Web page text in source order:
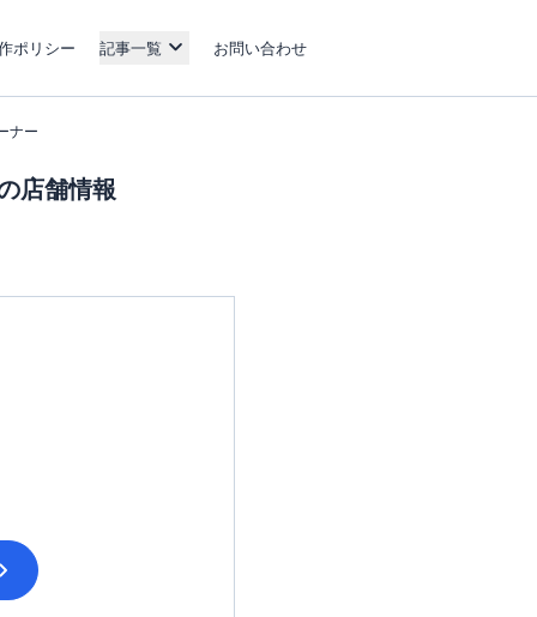
ポリシー 記事一覧 お問い合わせ
ナー
店舗情報